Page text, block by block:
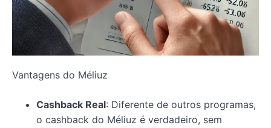
Vantagens do Méliuz
Cashback Real: Diferente de outros programas,
o cashback do Méliuz é verdadeiro, sem